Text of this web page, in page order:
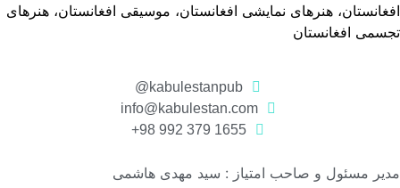
افغانستان، هنرهای نمایشی افغانستان، موسیقی افغانستان، هنرهای
تجسمی افغانستان
kabulestanpub@
info@kabulestan.com
1655 379 992 98+
مدیر مسئول و صاحب امتیاز : سید مهدی هاشمی